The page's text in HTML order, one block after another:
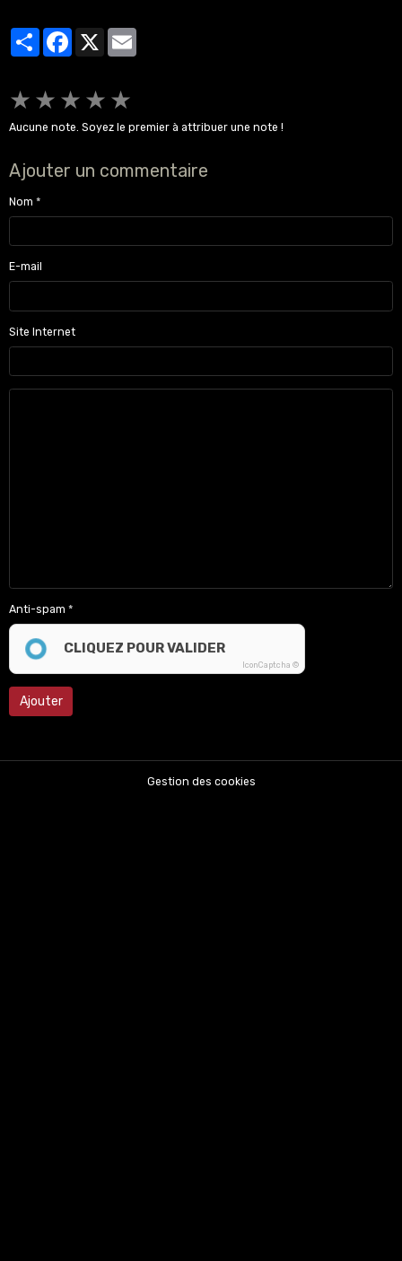
PartagerFacebook
X
★ ★ ★ ★ ★
Aucune note. Soyez le premier à attribuer une note !
Ajouter un commentaire
Nom
E-mail
Site Internet
Anti-spam
CLIQUEZ POUR VALIDER
IconCaptcha ©
Ajouter
Gestion des cookies